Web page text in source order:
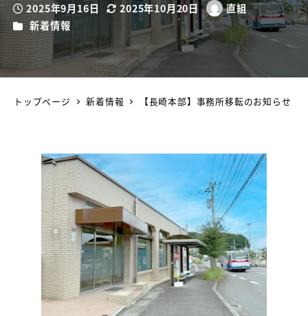
投稿日
2025年9月16日
更新日
2025年10月20日
著
者
直組
カテゴリー
新着情報
トップページ 新着情報 【長崎本部】事務所移転のお知らせ